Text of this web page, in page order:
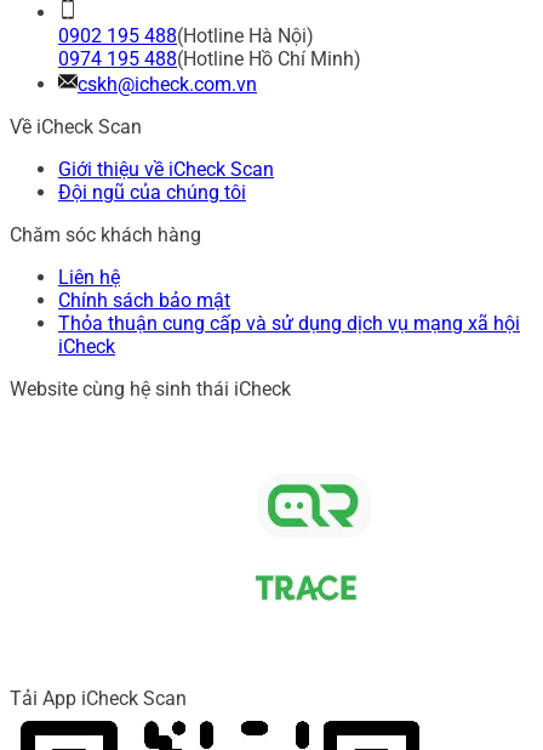
0902 195 488(Hotline Hà Nội)
0974 195 488(Hotline Hồ Chí Minh)
cskh@icheck.com.vn
Về iCheck Scan
Giới thiệu về iCheck Scan
Đội ngũ của chúng tôi
Chăm sóc khách hàng
Liên hệ
Chính sách bảo mật
Thỏa thuận cung cấp và sử dụng dịch vụ mạng xã hội
iCheck
Website cùng hệ sinh thái iCheck
Tải App iCheck Scan